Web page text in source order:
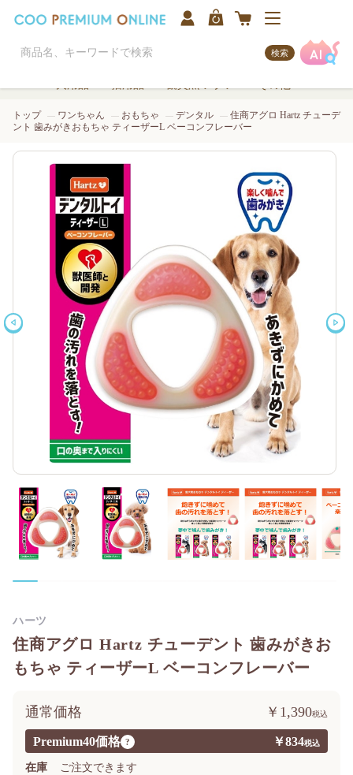
検索
トップ ワンちゃん おもちゃ デンタル
住商アグロ Hartz チューデ
ント 歯みがきおもちゃ ティーザーL ベーコンフレーバー
住商アグロ Hartz チューデント 歯みがきお
もちゃ ティーザーL ベーコンフレーバー
Premium40価格 ? ￥834
通常価格 ￥1,390
在庫 ご注文できます
ハーツ